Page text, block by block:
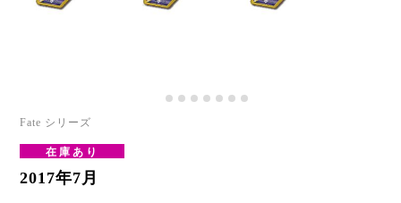
Fate シリーズ
在庫あり
2017年7月